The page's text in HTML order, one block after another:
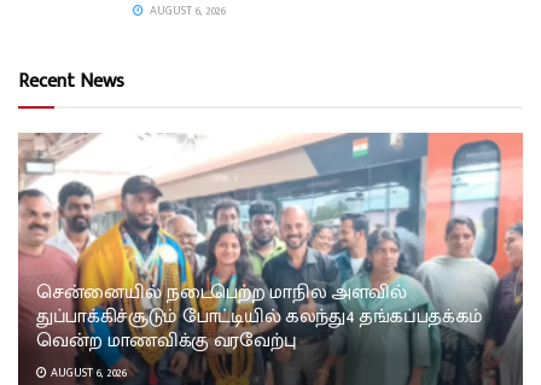
AUGUST 6, 2026
Recent News
சென்னையில் நடைபெற்ற மாநில அளவில்
துப்பாக்கிச்சூடும் போட்டியில் கலந்து4 தங்கப்பதக்கம்
வென்ற மாணவிக்கு வரவேற்பு
AUGUST 6, 2026